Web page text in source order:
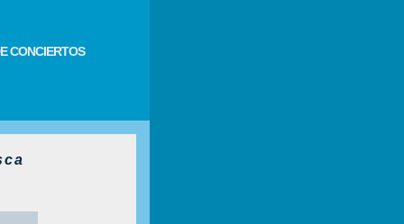
CONCIERTOS